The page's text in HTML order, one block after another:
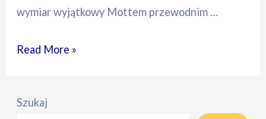
wymiar wyjątkowy Mottem przewodnim …
Akcja
80.
Read More »
Szukaj